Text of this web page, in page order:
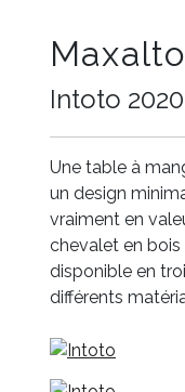
Maxalto
Intoto 2020
Une table à
un design
vraiment en
chevalet en
disponible en
différents